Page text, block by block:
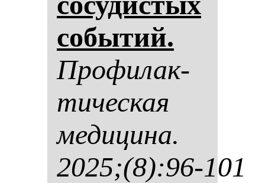
со­бы­тий.
Про­фи­лак­
ти­чес­кая
ме­ди­ци­на.
2025;(8):96-101